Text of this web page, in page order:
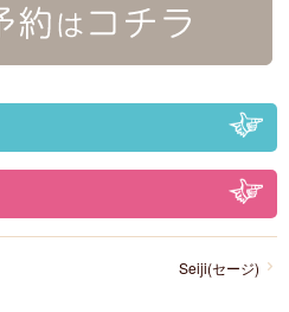
Seiji(セージ)